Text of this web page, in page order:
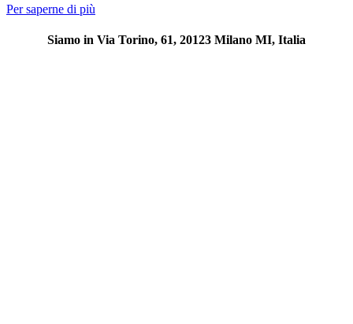
Per saperne di più
alto
Siamo in Via Torino, 61, 20123 Milano MI, Italia